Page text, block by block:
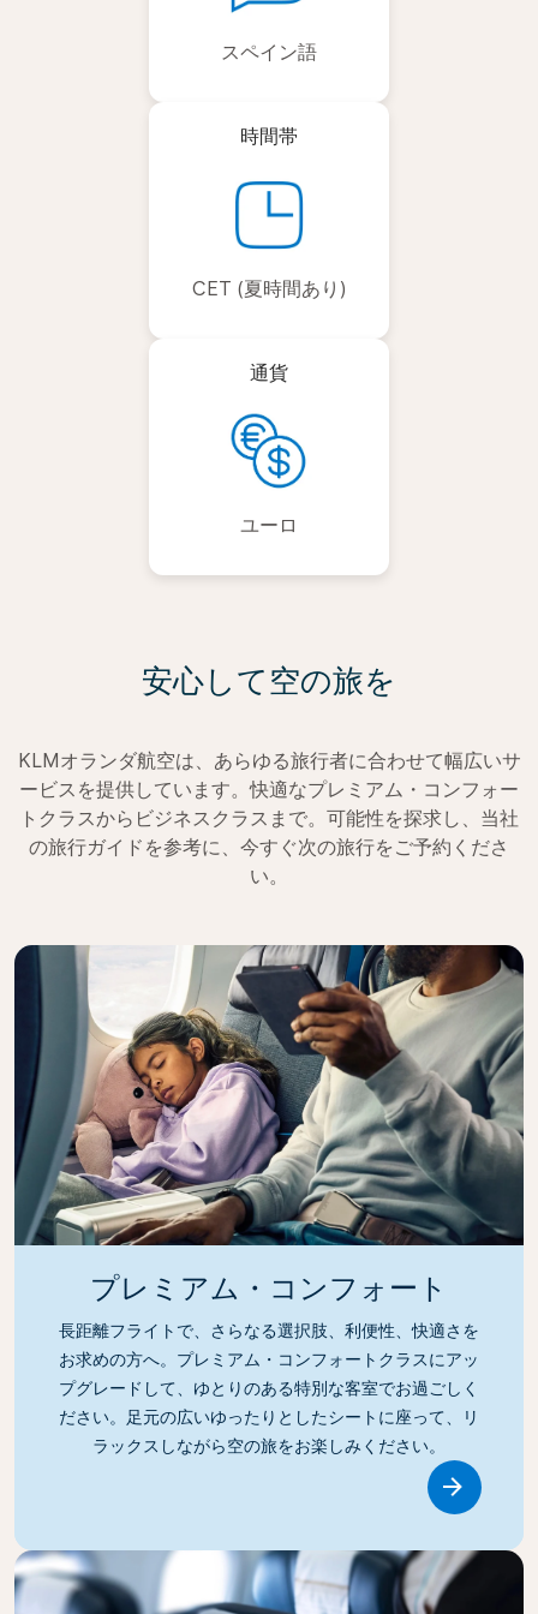
スペイン語
時間帯
CET (夏時間あり)
通貨
ユーロ
安心して空の旅を
KLMオランダ航空は、あらゆる旅行者に合わせて幅広いサ
ービスを提供しています。快適なプレミアム・コンフォー
トクラスからビジネスクラスまで。可能性を探求し、当社
の旅行ガイドを参考に、今すぐ次の旅行をご予約くださ
い。
プレミアム・コンフォート
長距離フライトで、さらなる選択肢、利便性、快適さを
お求めの方へ。プレミアム・コンフォートクラスにアッ
プグレードして、ゆとりのある特別な客室でお過ごしく
ださい。足元の広いゆったりとしたシートに座って、リ
ラックスしながら空の旅をお楽しみください。